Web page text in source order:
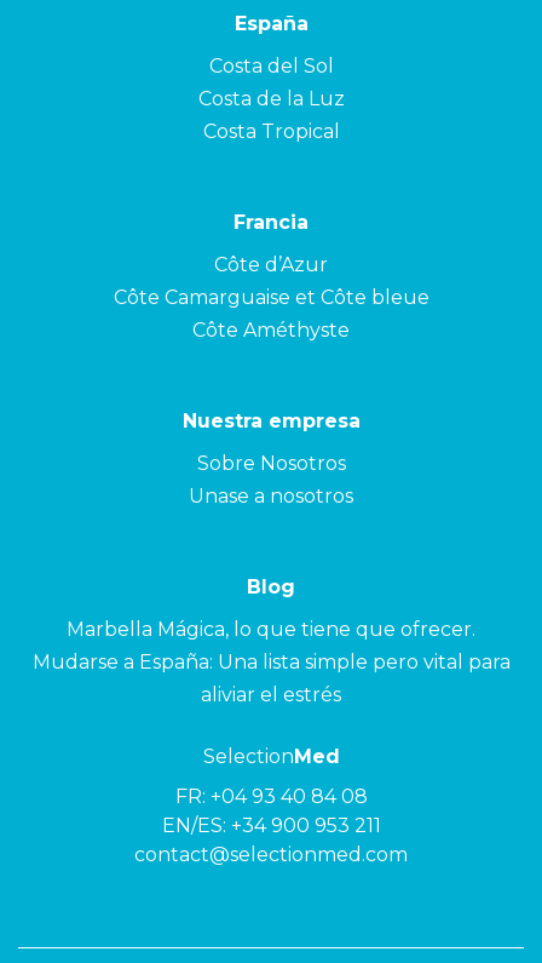
España
Costa del Sol
Costa de la Luz
Costa Tropical
Francia
Côte d’Azur
Côte Camarguaise et Côte bleue
Côte Améthyste
Nuestra empresa
Sobre Nosotros
Unase a nosotros
Blog
Marbella Mágica, lo que tiene que ofrecer.
Mudarse a España: Una lista simple pero vital para
aliviar el estrés
SelectionMed
FR: +04 93 40 84 08
EN/ES: +34 900 953 211
contact@selectionmed.com